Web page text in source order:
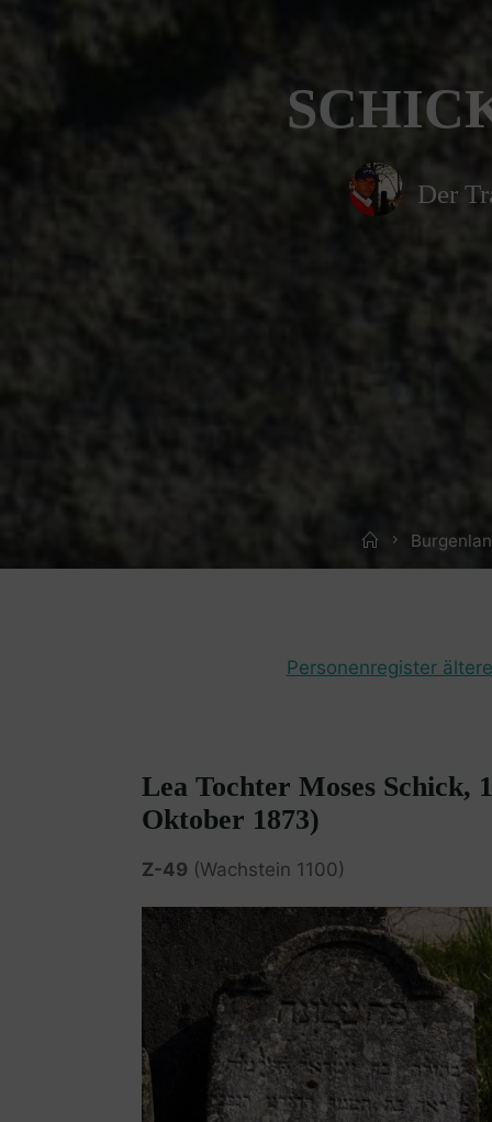
Der
Home
Personenregister
Lea Tochter Moses Schick,
Oktober 1873)
Z-49 (Wachstein 1100)